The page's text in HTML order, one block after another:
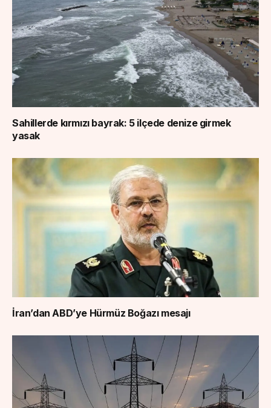
Sahillerde kırmızı bayrak: 5 ilçede denize girmek
yasak
İran’dan ABD’ye Hürmüz Boğazı mesajı